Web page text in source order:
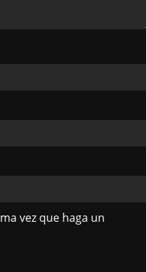
vez que haga un